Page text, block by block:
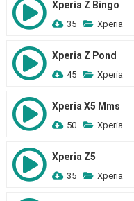
Xperia Z Bingo
35 Xperia
Xperia Z Pond
45 Xperia
Xperia X5 Mms
50 Xperia
Xperia Z5
35 Xperia